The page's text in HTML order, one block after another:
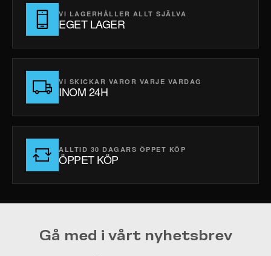
VI LAGERHÅLLER ALLT SJÄLVA
EGET LAGER
VI SKICKAR VAROR VARJE VARDAG
INOM 24H
ALLTID 30 DAGARS ÖPPET KÖP
ÖPPET KÖP
Gå med i vårt nyhetsbrev